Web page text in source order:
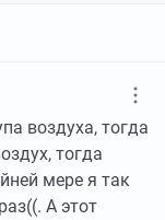
воздуха, тогда
тогда
мере я так
А этот